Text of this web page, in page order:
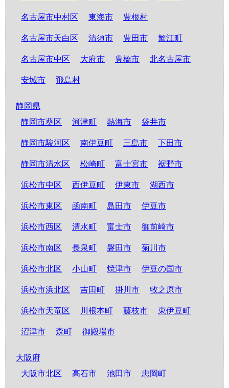
名古屋市中村区 東海市 豊根村
名古屋市天白区 清須市 豊田市 蟹江町
名古屋市中区 大府市 豊橋市 北名古屋市
安城市 飛島村
静岡県
静岡市葵区
河津町 熱海市 袋井市
静岡市駿河区 南伊豆町 三島市 下田市
静岡市清水区 松崎町 富士宮市 裾野市
浜松市中区 西伊豆町 伊東市 湖西市
浜松市東区 函南町 島田市 伊豆市
浜松市西区 清水町 富士市 御前崎市
浜松市南区 長泉町 磐田市 菊川市
浜松市北区 小山町 焼津市 伊豆の国市
浜松市浜北区 吉田町 掛川市 牧之原市
浜松市天竜区 川根本町 藤枝市 東伊豆町
沼津市 森町 御殿場市
大阪府
大阪市北区
高石市 池田市 忠岡町